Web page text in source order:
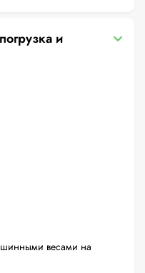
и
весами на